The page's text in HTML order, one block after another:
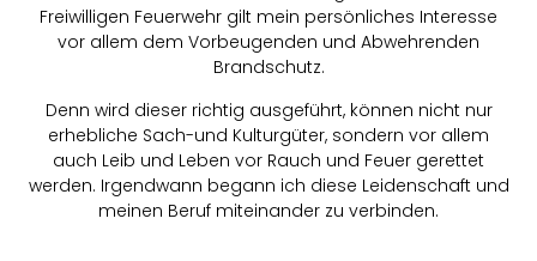
Freiwilligen Feuerwehr gilt mein persönliches Interesse
vor allem dem Vorbeugenden und Abwehrenden
Brandschutz.
Denn wird dieser richtig ausgeführt, können nicht nur
erhebliche Sach-und Kulturgüter, sondern vor allem
auch Leib und Leben vor Rauch und Feuer gerettet
werden. Irgendwann begann ich diese Leidenschaft und
meinen Beruf miteinander zu verbinden.